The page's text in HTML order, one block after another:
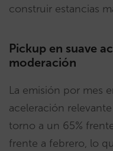
construir estancias
Pickup en suave
moderación
La emisión por mes
aceleración
torno a un 65%
frente a febrero, lo